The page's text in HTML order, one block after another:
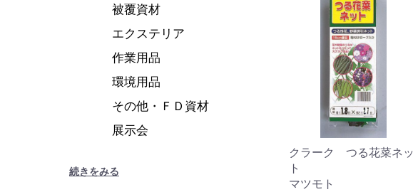
被覆資材
エクステリア
作業用品
環境用品
その他・ＦＤ資材
展示会
続きをみる
クラーク つる花菜ネッ
ト
マツモト